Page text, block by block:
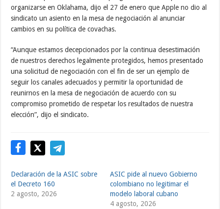
organizarse en Oklahama, dijo el 27 de enero que Apple no dio al
sindicato un asiento en la mesa de negociación al anunciar
cambios en su política de covachas.
“Aunque estamos decepcionados por la continua desestimación
de nuestros derechos legalmente protegidos, hemos presentado
una solicitud de negociación con el fin de ser un ejemplo de
seguir los canales adecuados y permitir la oportunidad de
reunirnos en la mesa de negociación de acuerdo con su
compromiso prometido de respetar los resultados de nuestra
elección”, dijo el sindicato.
Declaración de la ASIC sobre
el Decreto 160
2 agosto, 2026
ASIC pide al nuevo Gobierno
colombiano no legitimar el
modelo laboral cubano
4 agosto, 2026